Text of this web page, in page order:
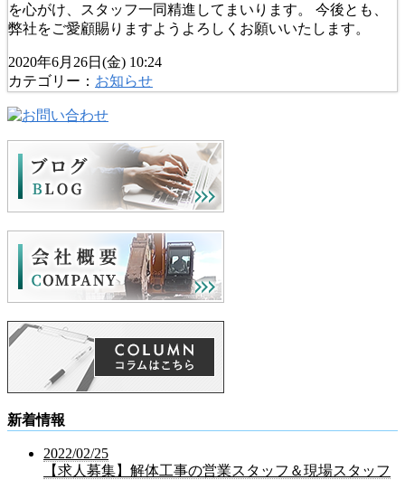
を心がけ、スタッフ一同精進してまいります。 今後とも、
弊社をご愛顧賜りますようよろしくお願いいたします。
2020年6月26日(金) 10:24
カテゴリー： お知らせ
新着情報
2022/02/25
【求人募集】解体工事の営業スタッフ＆現場スタッフ